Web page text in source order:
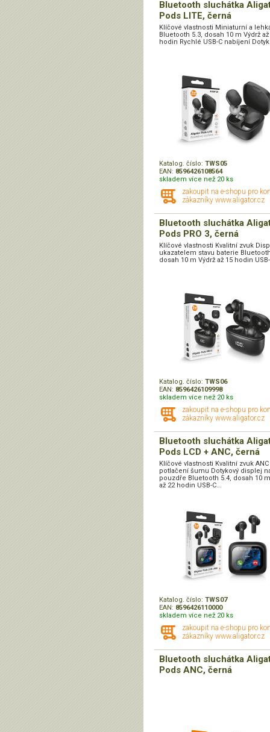
Bluetooth sluchátka
Pods LITE, černá
Klíčové vlastnosti Miniaturní a
Bluetooth 5.3, dosah 10 m Výdrž až
hodin Rychlé USB-C nabíjení
Katalog. číslo: TWS05
EAN: 8596426108564
skladem více než 20 ks
zakoupit na e-shopu pro
zákazníky www.aligator.cz
Bluetooth sluchátka
Pods PRO 3, černá
Klíčové vlastnosti Kvalitní zvuk
ukazatelem stavu baterie
dosah 10 m Výdrž až 15 hodin
Katalog. číslo: TWS06
EAN: 8596426109998
skladem více než 20 ks
zakoupit na e-shopu pro
zákazníky www.aligator.cz
Bluetooth sluchátka
Pods LCD + ANC, černá
Klíčové vlastnosti Kvalitní zvuk ANC
potlačení šumu Dotykový displej
pouzdře Bluetooth 5.4, dosah 10
až 22 hodin USB-C...
Katalog. číslo: TWS07
EAN: 8596426110000
skladem více než 20 ks
zakoupit na e-shopu pro
zákazníky www.aligator.cz
Bluetooth sluchátka
Pods ANC, černá